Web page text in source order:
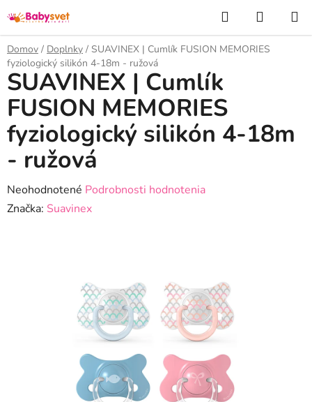
na
obsah
Hľadať
KOŠÍK
Domov / Doplnky / SUAVINEX | Cumlík FUSION MEMORIES
fyziologický silikón 4-18m - ružová
SUAVINEX | Cumlík
FUSION MEMORIES
fyziologický silikón 4-18m
- ružová
Priemerné
hodnotenie
Neohodnotené Podrobnosti hodnotenia
Značka: Suavinex